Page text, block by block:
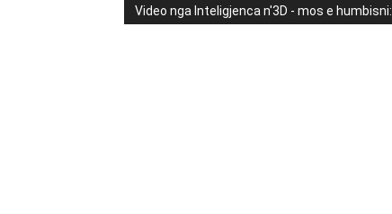
Video nga Inteligjenca n'3D - mos e humbisni: